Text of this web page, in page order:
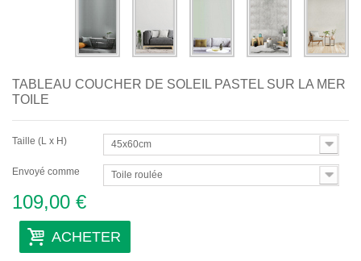
TABLEAU COUCHER DE SOLEIL PASTEL SUR LA MER
TOILE
Taille (L x H) 45x60cm
Envoyé comme Toile roulée
109,00 €
ACHETER